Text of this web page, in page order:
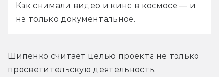
Как снимали видео и кино в космосе — и
не только документальное.
Шипенко считает целью проекта не только
просветительскую деятельность,